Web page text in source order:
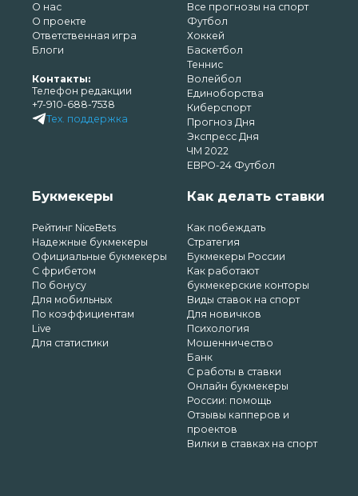
О нас
О проекте
Ответственная игра
Блоги
Контакты:
Телефон редакции
+7-910-688-7538
Тех. поддержка
Все прогнозы на спорт
Футбол
Хоккей
Баскетбол
Теннис
Волейбол
Единоборства
Киберспорт
Прогноз Дня
Экспресс Дня
ЧМ 2022
ЕВРО-24 Футбол
Букмекеры
Рейтинг NiceBets
Надежные букмекеры
Официальные букмекеры
С фрибетом
По бонусу
Для мобильных
По коэффициентам
Live
Для статистики
Как делать ставки
Как побеждать
Стратегия
Букмекеры России
Как работают
букмекерские конторы
Виды ставок на спорт
Для новичков
Психология
Мошенничество
Банк
С работы в ставки
Онлайн букмекеры
России: помощь
Отзывы капперов и
проектов
Вилки в ставках на спорт